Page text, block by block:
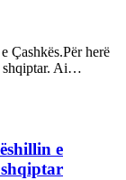
Çashkës.Për herë
shqiptar. Ai…
e